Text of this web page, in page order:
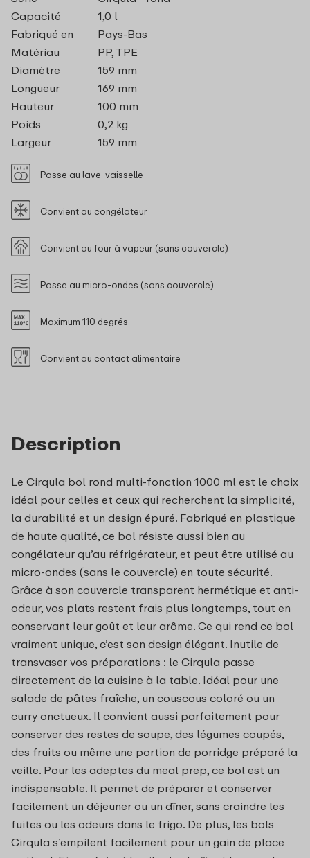
Description
Le Cirqula bol rond multi-fonction 1000 ml est le choix
idéal pour celles et ceux qui recherchent la simplicité,
la durabilité et un design épuré. Fabriqué en plastique
de haute qualité, ce bol résiste aussi bien au
congélateur qu’au réfrigérateur, et peut être utilisé au
micro-ondes (sans le couvercle) en toute sécurité.
Grâce à son couvercle transparent hermétique et anti-
odeur, vos plats restent frais plus longtemps, tout en
conservant leur goût et leur arôme. Ce qui rend ce bol
vraiment unique, c’est son design élégant. Inutile de
transvaser vos préparations : le Cirqula passe
directement de la cuisine à la table. Idéal pour une
salade de pâtes fraîche, un couscous coloré ou un
curry onctueux. Il convient aussi parfaitement pour
conserver des restes de soupe, des légumes coupés,
des fruits ou même une portion de porridge préparé la
veille. Pour les adeptes du meal prep, ce bol est un
indispensable. Il permet de préparer et conserver
facilement un déjeuner ou un dîner, sans craindre les
fuites ou les odeurs dans le frigo. De plus, les bols
Cirqula s’empilent facilement pour un gain de place
Capacité
1,0 l
Fabriqué en
Pays-Bas
Matériau
PP, TPE
Diamètre
159 mm
Longueur
169 mm
Hauteur
100 mm
Poids
0,2 kg
Largeur
159 mm
Passe au lave-vaisselle
Convient au congélateur
Convient au four à vapeur (sans couvercle)
Passe au micro-ondes (sans couvercle)
Maximum 110 degrés
Convient au contact alimentaire